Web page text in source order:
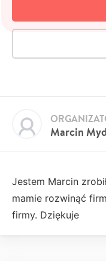
Marcin
Jestem Marcin
mamie rozwinąć
firmy. Dziękuje